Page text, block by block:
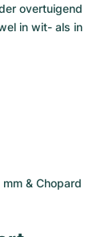
overtuigend
in wit- als in
& Chopard